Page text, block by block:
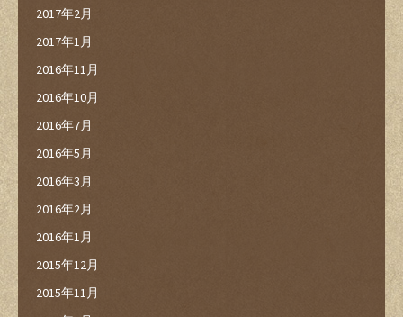
2017年2月
2017年1月
2016年11月
2016年10月
2016年7月
2016年5月
2016年3月
2016年2月
2016年1月
2015年12月
2015年11月